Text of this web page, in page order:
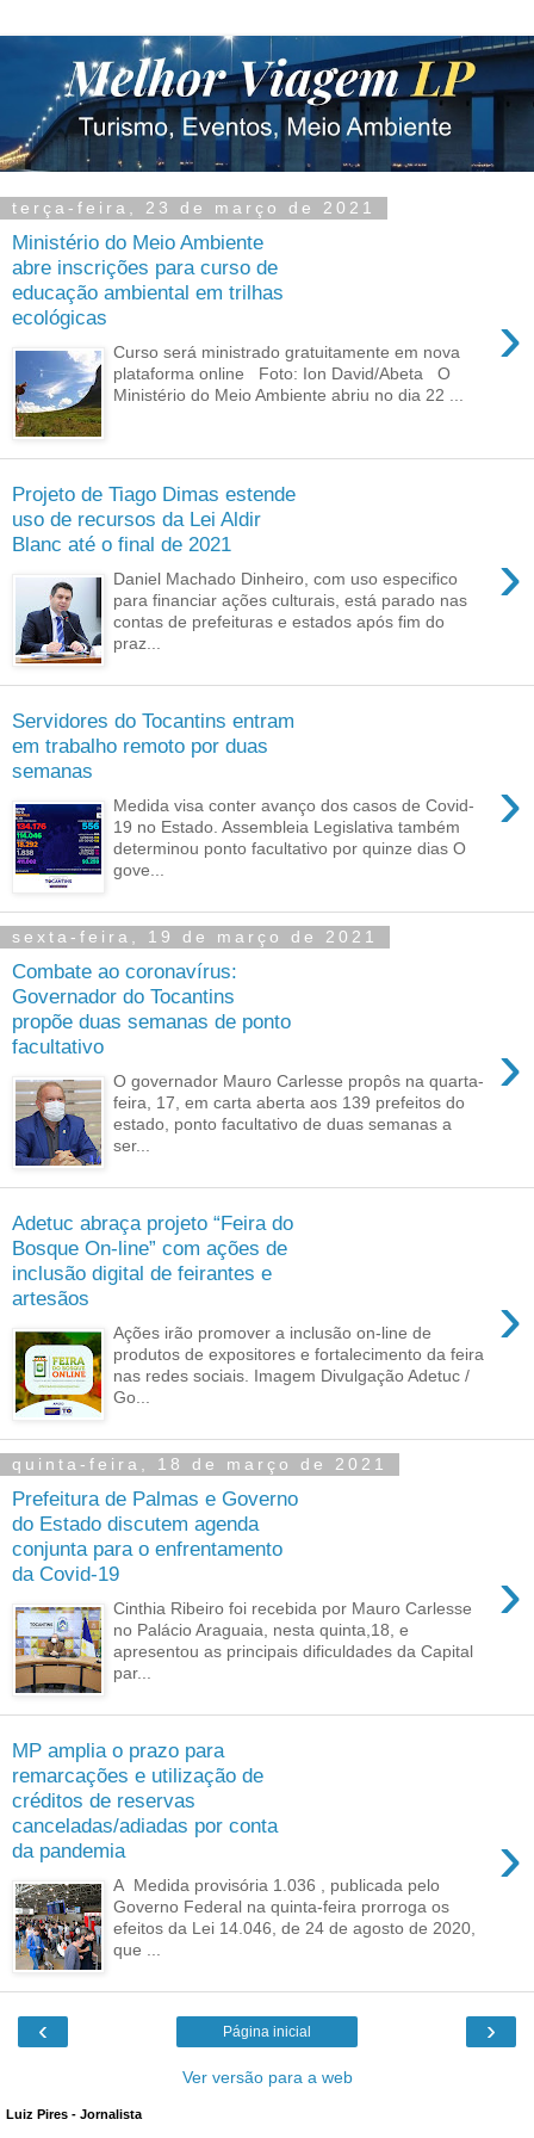
terça-feira, 23 de março de 2021
Ministério do Meio Ambiente
abre inscrições para curso de
educação ambiental em trilhas
ecológicas
›
Curso será ministrado gratuitamente em nova
plataforma online Foto: Ion David/Abeta O
Ministério do Meio Ambiente abriu no dia 22 ...
Projeto de Tiago Dimas estende
uso de recursos da Lei Aldir
Blanc até o final de 2021
›
Daniel Machado Dinheiro, com uso especifico
para financiar ações culturais, está parado nas
contas de prefeituras e estados após fim do
praz...
Servidores do Tocantins entram
em trabalho remoto por duas
semanas
›
Medida visa conter avanço dos casos de Covid-
19 no Estado. Assembleia Legislativa também
determinou ponto facultativo por quinze dias O
gove...
sexta-feira, 19 de março de 2021
Combate ao coronavírus:
Governador do Tocantins
propõe duas semanas de ponto
facultativo
›
O governador Mauro Carlesse propôs na quarta-
feira, 17, em carta aberta aos 139 prefeitos do
estado, ponto facultativo de duas semanas a
ser...
Adetuc abraça projeto “Feira do
Bosque On-line” com ações de
inclusão digital de feirantes e
artesãos
›
Ações irão promover a inclusão on-line de
produtos de expositores e fortalecimento da feira
nas redes sociais. Imagem Divulgação Adetuc /
Go...
quinta-feira, 18 de março de 2021
Prefeitura de Palmas e Governo
do Estado discutem agenda
conjunta para o enfrentamento
da Covid-19
›
Cinthia Ribeiro foi recebida por Mauro Carlesse
no Palácio Araguaia, nesta quinta,18, e
apresentou as principais dificuldades da Capital
par...
MP amplia o prazo para
remarcações e utilização de
créditos de reservas
canceladas/adiadas por conta
da pandemia
›
A Medida provisória 1.036 , publicada pelo
Governo Federal na quinta-feira prorroga os
efeitos da Lei 14.046, de 24 de agosto de 2020,
que ...
‹ ›
Página inicial
Ver versão para a web
Luiz Pires - Jornalista